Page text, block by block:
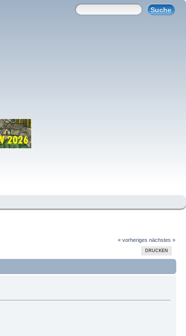
« vorheriges nächstes »
DRUCKEN